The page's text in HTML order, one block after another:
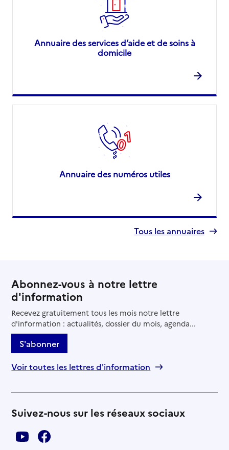
Annuaire des services d’aide et de soins à
domicile
Annuaire des numéros utiles
Tous les annuaires
Abonnez-vous à notre lettre
d'information
Recevez gratuitement tous les mois notre lettre
d'information : actualités, dossier du mois, agenda...
S'abonner
Voir toutes les lettres d'information
Suivez-nous sur les réseaux sociaux